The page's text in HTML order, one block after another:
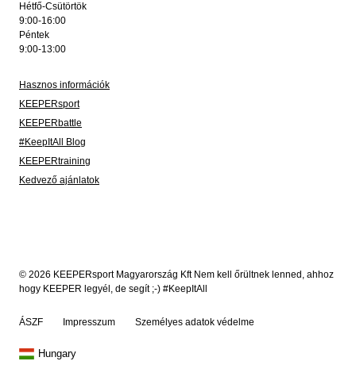
Hétfő-Csütörtök
9:00-16:00
Péntek
9:00-13:00
Hasznos információk
KEEPERsport
KEEPERbattle
#KeepItAll Blog
KEEPERtraining
Kedvező ajánlatok
© 2026 KEEPERsport Magyarország Kft Nem kell őrültnek lenned, ahhoz
hogy KEEPER legyél, de segít ;-) #KeepItAll
ÁSZF Impresszum Személyes adatok védelme
Hungary